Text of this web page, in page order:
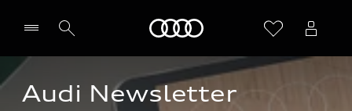
Audi Newsletter